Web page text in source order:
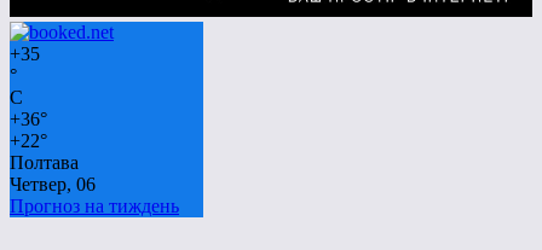
+35
°
C
+36°
+22°
Полтава
Четвер, 06
Прогноз на тиждень